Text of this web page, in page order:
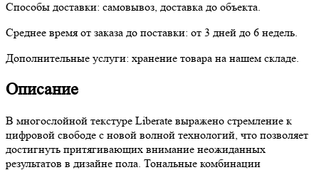
Способы доставки: самовывоз, доставка до объекта.
Среднее время от заказа до поставки: от 3 дней до 6 недель.
Дополнительные услуги: хранение товара на нашем складе.
Описание
В многослойной текстуре Liberate выражено стремление к
цифровой свободе с новой волной технологий, что позволяет
достигнуть притягивающих внимание неожиданных
результатов в дизайне пола. Тональные комбинации